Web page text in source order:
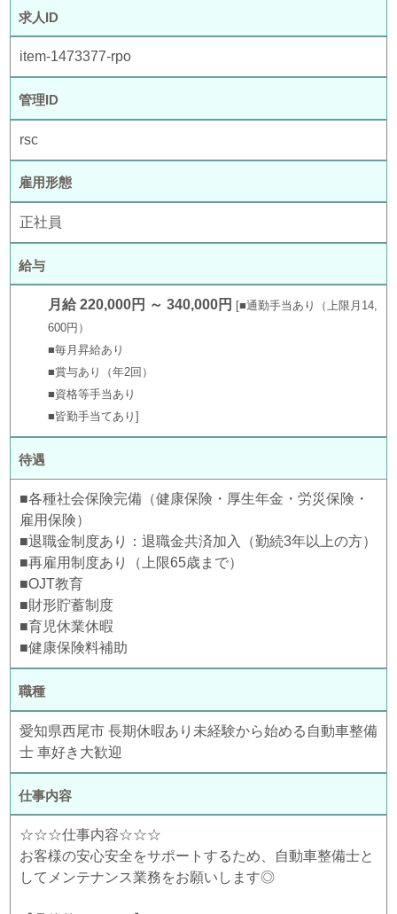
求人ID
item-1473377-rpo
管理ID
rsc
雇用形態
正社員
給与
月給 220,000円 ～ 340,000円
■通勤手当あり（上限月14,
600円）
■毎月昇給あり
■賞与あり（年2回）
■資格等手当あり
■皆勤手当てあり
待遇
■各種社会保険完備（健康保険・厚生年金・労災保険・
雇用保険）
■退職金制度あり：退職金共済加入（勤続3年以上の方）
■再雇用制度あり（上限65歳まで）
■OJT教育
■財形貯蓄制度
■育児休業休暇
■健康保険料補助
職種
愛知県西尾市 長期休暇あり未経験から始める自動車整備
士 車好き大歓迎
仕事内容
☆☆☆仕事内容☆☆☆
お客様の安心安全をサポートするため、自動車整備士と
してメンテナンス業務をお願いします◎